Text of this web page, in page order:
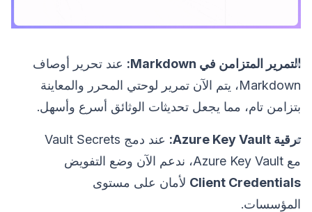
التمرير المتزامن في Markdown:
عند تحرير أوصاف
Markdown، يتم الآن تمرير لوحتي المحرر والمعاينة
بتزامن تام، مما يجعل تحديثات الوثائق أسرع وأسهل.
ترقية Azure Key Vault:
عند دمج Vault Secrets
مع Azure Key Vault، ندعم الآن وضع التفويض
Client Credentials لأمان على مستوى
المؤسسات.